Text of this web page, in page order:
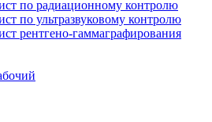
по радиационному контролю
по ультразвуковому контролю
рентгено-гаммаграфирования